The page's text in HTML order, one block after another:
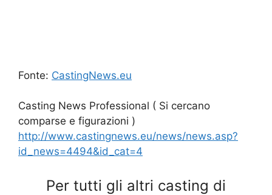
Fonte: CastingNews.eu
Casting News Professional ( Si cercano
comparse e figurazioni )
http://www.castingnews.eu/news/news.asp?
id_news=4494&id_cat=4
Per tutti gli altri casting di